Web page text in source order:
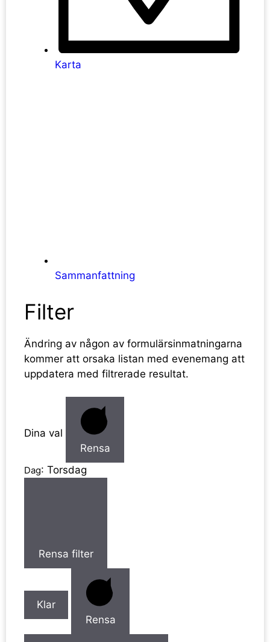
Karta
Sammanfattning
Filter
Ändring av någon av formulärsinmatningarna
kommer att orsaka listan med evenemang att
uppdatera med filtrerade resultat.
Dina val
Rensa
Dag: Torsdag
Rensa filter
Klar
Rensa